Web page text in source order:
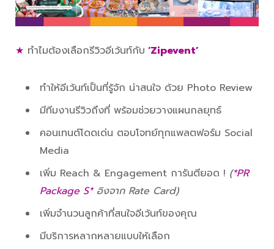
★ ทำไมต้องเลือกรีวิวอีเว้นท์กับ ‘Zipevent’
ทำให้อีเว้นท์เป็นที่รู้จัก น่าสนใจ ด้วย Photo Review
มีทีมงานรีวิวถึงที่ พร้อมช่วยวางแผนกลยุทธ์
คอนเทนต์โดดเด่น ตอบโจทย์ทุกแพลตฟอร์ม Social
Media
เพิ่ม Reach & Engagement การันตียอด ! (*PR
Package S*อิงจาก Rate Card)
เพิ่มจำนวนลูกค้าที่สนใจอีเว้นท์ของคุณ
มีบริการหลากหลายแบบให้เลือก